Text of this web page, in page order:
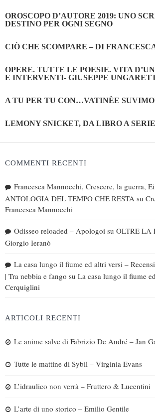
OROSCOPO D’AUTORE 2019: UNO
DESTINO PER OGNI SEGNO
CIÒ CHE SCOMPARE – DI
OPERE. TUTTE LE POESIE. VITA
E INTERVENTI- GIUSEPPE
A TU PER TU CON…VATINÈE
LEMONY SNICKET, DA LIBRO A
COMMENTI RECENTI
Francesca Mannocchi, Crescere, la guerra,
ANTOLOGIA DEL TEMPO CHE RESTA su
Francesca Mannocchi
Odisseo reloaded – Apologoi su OLTRE
Giorgio Ieranò
La casa lungo il fiume ed altri versi –
| Tra nebbia e fango su La casa lungo il fiume
Cerquiglini
ARTICOLI RECENTI
Le anime salve di Fabrizio De André – Jan
Tutte le mattine di Sybil – Virginia Evans
L’idraulico non verrà – Fruttero & Lucentini
L’arte di uno storico – Emilio Gentile